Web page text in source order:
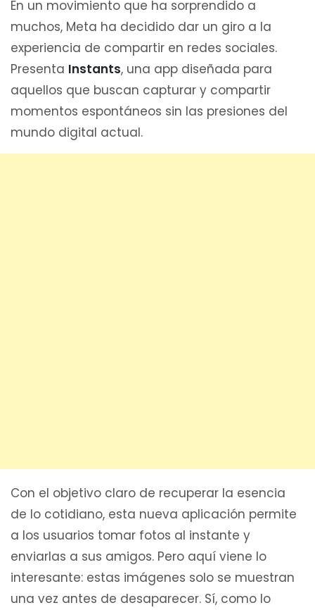
En un movimiento que ha sorprendido a
muchos, Meta ha decidido dar un giro a la
experiencia de compartir en redes sociales.
Presenta Instants, una app diseñada para
aquellos que buscan capturar y compartir
momentos espontáneos sin las presiones del
mundo digital actual.
Con el objetivo claro de recuperar la esencia
de lo cotidiano, esta nueva aplicación permite
a los usuarios tomar fotos al instante y
enviarlas a sus amigos. Pero aquí viene lo
interesante: estas imágenes solo se muestran
una vez antes de desaparecer. Sí, como lo